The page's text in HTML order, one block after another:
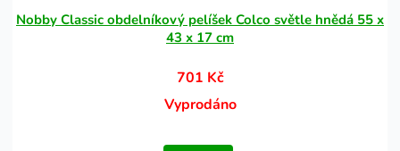
Nobby Classic obdelníkový pelíšek Colco světle hnědá 55 x
43 x 17 cm
701 Kč
Vyprodáno